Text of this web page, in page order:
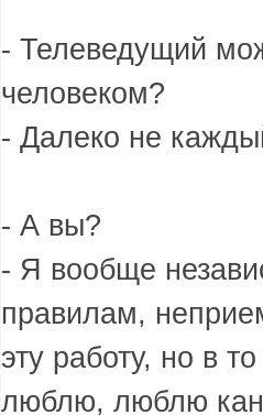
- Телеведущий
человеком?
- Далеко не
- А вы?
- Я вообще
правилам,
эту работу, но в
люблю, люблю